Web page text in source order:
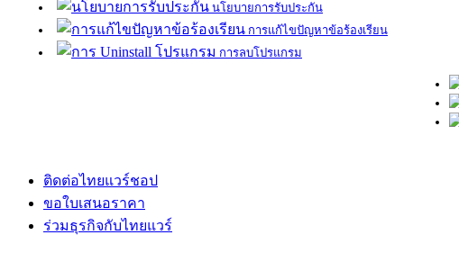
นโยบายการรับประกัน
การแก้ไขปัญหาข้อร้องเรียน
การลบโปรแกรม
ติดต่อไทยแวร์ชอป
ขอใบเสนอราคา
ร่วมธุรกิจกับไทยแวร์